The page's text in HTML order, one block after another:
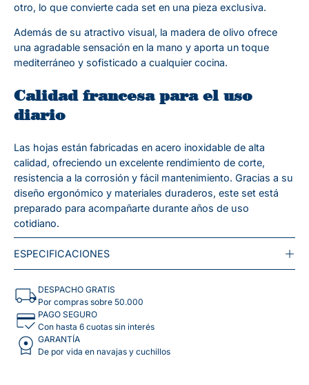
otro, lo que convierte cada set en una pieza exclusiva.
Además de su atractivo visual, la madera de olivo ofrece
una agradable sensación en la mano y aporta un toque
mediterráneo y sofisticado a cualquier cocina.
Calidad francesa para el uso
diario
Las hojas están fabricadas en acero inoxidable de alta
calidad, ofreciendo un excelente rendimiento de corte,
resistencia a la corrosión y fácil mantenimiento. Gracias a su
diseño ergonómico y materiales duraderos, este set está
preparado para acompañarte durante años de uso
cotidiano.
ESPECIFICACIONES
DESPACHO GRATIS
Por compras sobre 50.000
PAGO SEGURO
Con hasta 6 cuotas sin interés
GARANTÍA
De por vida en navajas y cuchillos